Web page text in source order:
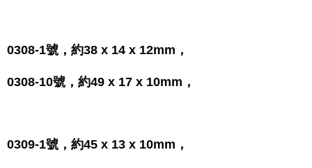
0308-1號，約38 x 14 x 12mm，
0308-10號，約49 x 17 x 10mm，
0309-1號，約45 x 13 x 10mm，